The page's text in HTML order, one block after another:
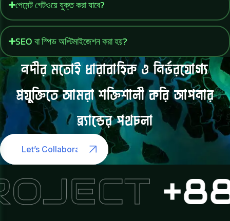
পেমেন্ট গেটওয়ে যুক্ত করা যাবে?
SEO বা স্পিড অপ্টিমাইজেশন করা হয়?
নদীর মতোই ধারাবাহিক ও নির্ভরযোগ্য
প্রযুক্তিতে আমরা শক্তিশালী করি আপনার
ব্র্যান্ডের পথচলা
Let’s Collaborate